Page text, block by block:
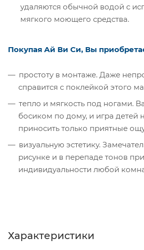
удаляются обычной водой с
мягкого моющего средства.
Покупая Ай Ви Си, Вы
простоту в монтаже. Даже
справится с поклейкой этого
тепло и мягкость под ногами.
босиком по дому, и игра детей
приносить только приятные
визуальную эстетику.
рисунке и в перепаде тонов
индивидуальности любой
Характеристики